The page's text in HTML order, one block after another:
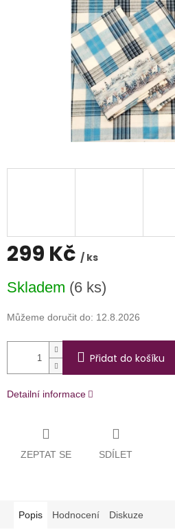
299 Kč / ks
cena:
Skladem (6 ks)
Můžeme doručit do: 12.8.2026
Přidat do košíku
Detailní informace
ZEPTAT SE SDÍLET
Popis Hodnocení Diskuze